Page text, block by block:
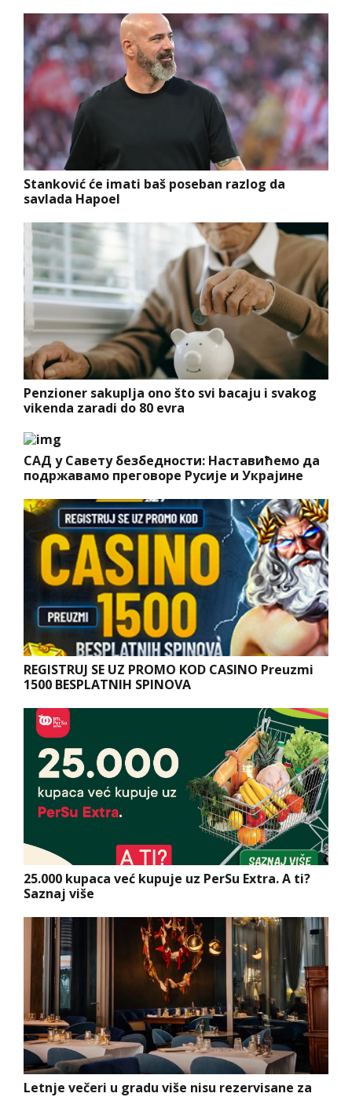
Stanković će imati baš poseban razlog da
savlada Hapoel
Penzioner sakuplja ono što svi bacaju i svakog
vikenda zaradi do 80 evra
САД у Савету безбедности: Наставићемо да
подржавамо преговоре Русије и Украјине
REGISTRUJ SE UZ PROMO KOD CASINO Preuzmi
1500 BESPLATNIH SPINOVA
25.000 kupaca već kupuje uz PerSu Extra. A ti?
Saznaj više
Letnje večeri u gradu više nisu rezervisane za